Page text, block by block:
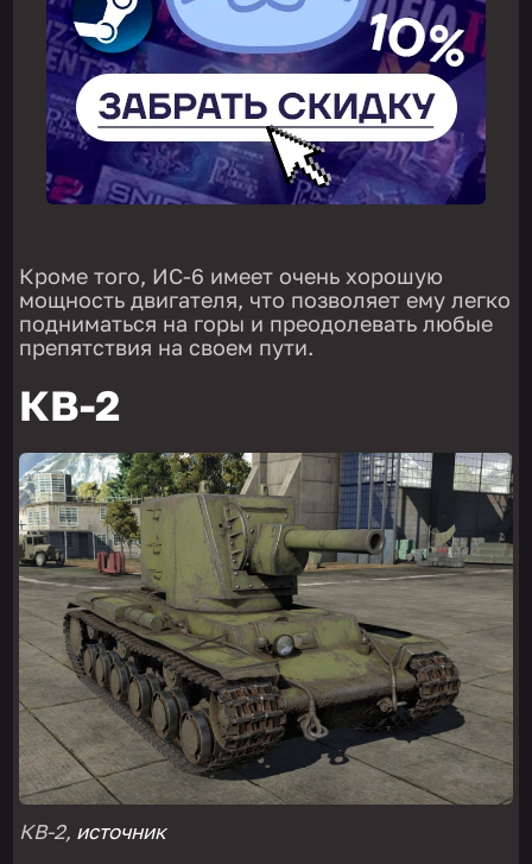
Кроме того, ИС-6 имеет очень хорошую
мощность двигателя, что позволяет ему легко
подниматься на горы и преодолевать любые
препятствия на своем пути.
КВ-2
КВ-2, источник